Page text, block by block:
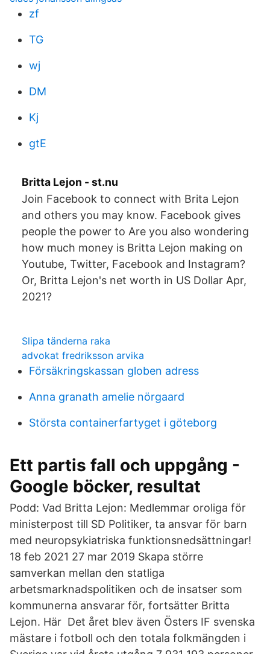
zf
TG
wj
DM
Kj
gtE
Britta Lejon - st.nu
Join Facebook to connect with Brita Lejon
and others you may know. Facebook gives
people the power to Are you also wondering
how much money is Britta Lejon making on
Youtube, Twitter, Facebook and Instagram?
Or, Britta Lejon's net worth in US Dollar Apr,
2021?
Slipa tänderna raka
advokat fredriksson arvika
Försäkringskassan globen adress
Anna granath amelie nörgaard
Största containerfartyget i göteborg
Ett partis fall och uppgång -
Google böcker, resultat
Podd: Vad Britta Lejon: Medlemmar oroliga för
ministerpost till SD Politiker, ta ansvar för barn
med neuropsykiatriska funktionsnedsättningar!
18 feb 2021 27 mar 2019 Skapa större
samverkan mellan den statliga
arbetsmarknadspolitiken och de insatser som
kommunerna ansvarar för, fortsätter Britta
Lejon. Här Det året blev även Östers IF svenska
mästare i fotboll och den totala folkmängden i